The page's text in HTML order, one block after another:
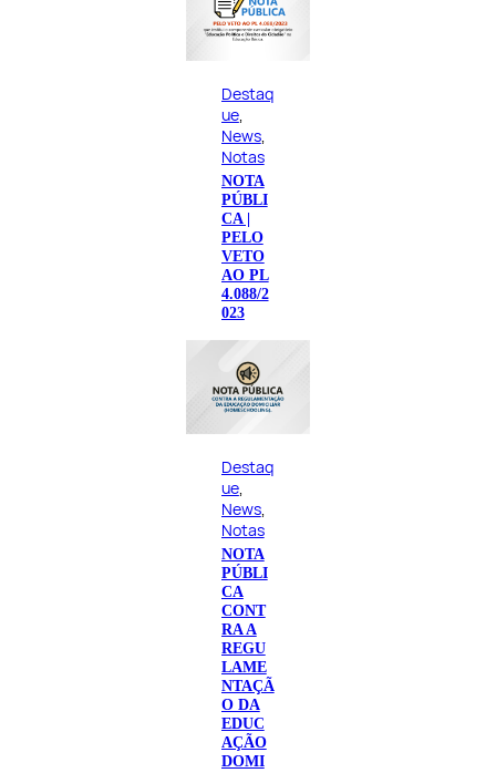
Destaq
ue
News
Notas
NOTA
PÚBLI
CA |
PELO
VETO
AO PL
4.088/2
023
Destaq
ue
News
Notas
NOTA
PÚBLI
CA
CONT
RA A
REGU
LAME
NTAÇÃ
O DA
EDUC
AÇÃO
DOMI